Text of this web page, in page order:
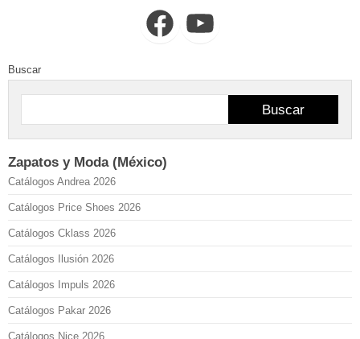
FacebookYouTube
Buscar
Buscar
Zapatos y Moda (México)
Catálogos Andrea 2026
Catálogos Price Shoes 2026
Catálogos Cklass 2026
Catálogos Ilusión 2026
Catálogos Impuls 2026
Catálogos Pakar 2026
Catálogos Nice 2026